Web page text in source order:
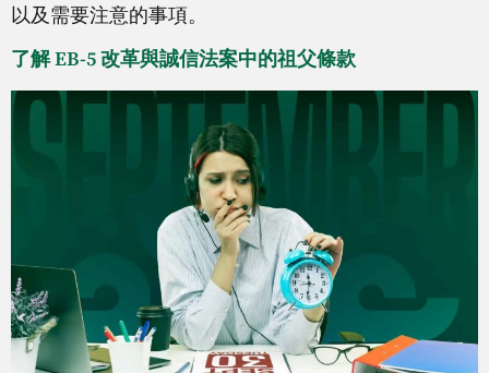
以及需要注意的事項。
了解 EB-5 改革與誠信法案中的祖父條款